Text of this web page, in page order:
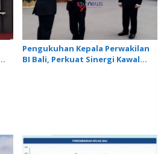
Pengukuhan Kepala Perwakilan
BI Bali, Perkuat Sinergi Kawal